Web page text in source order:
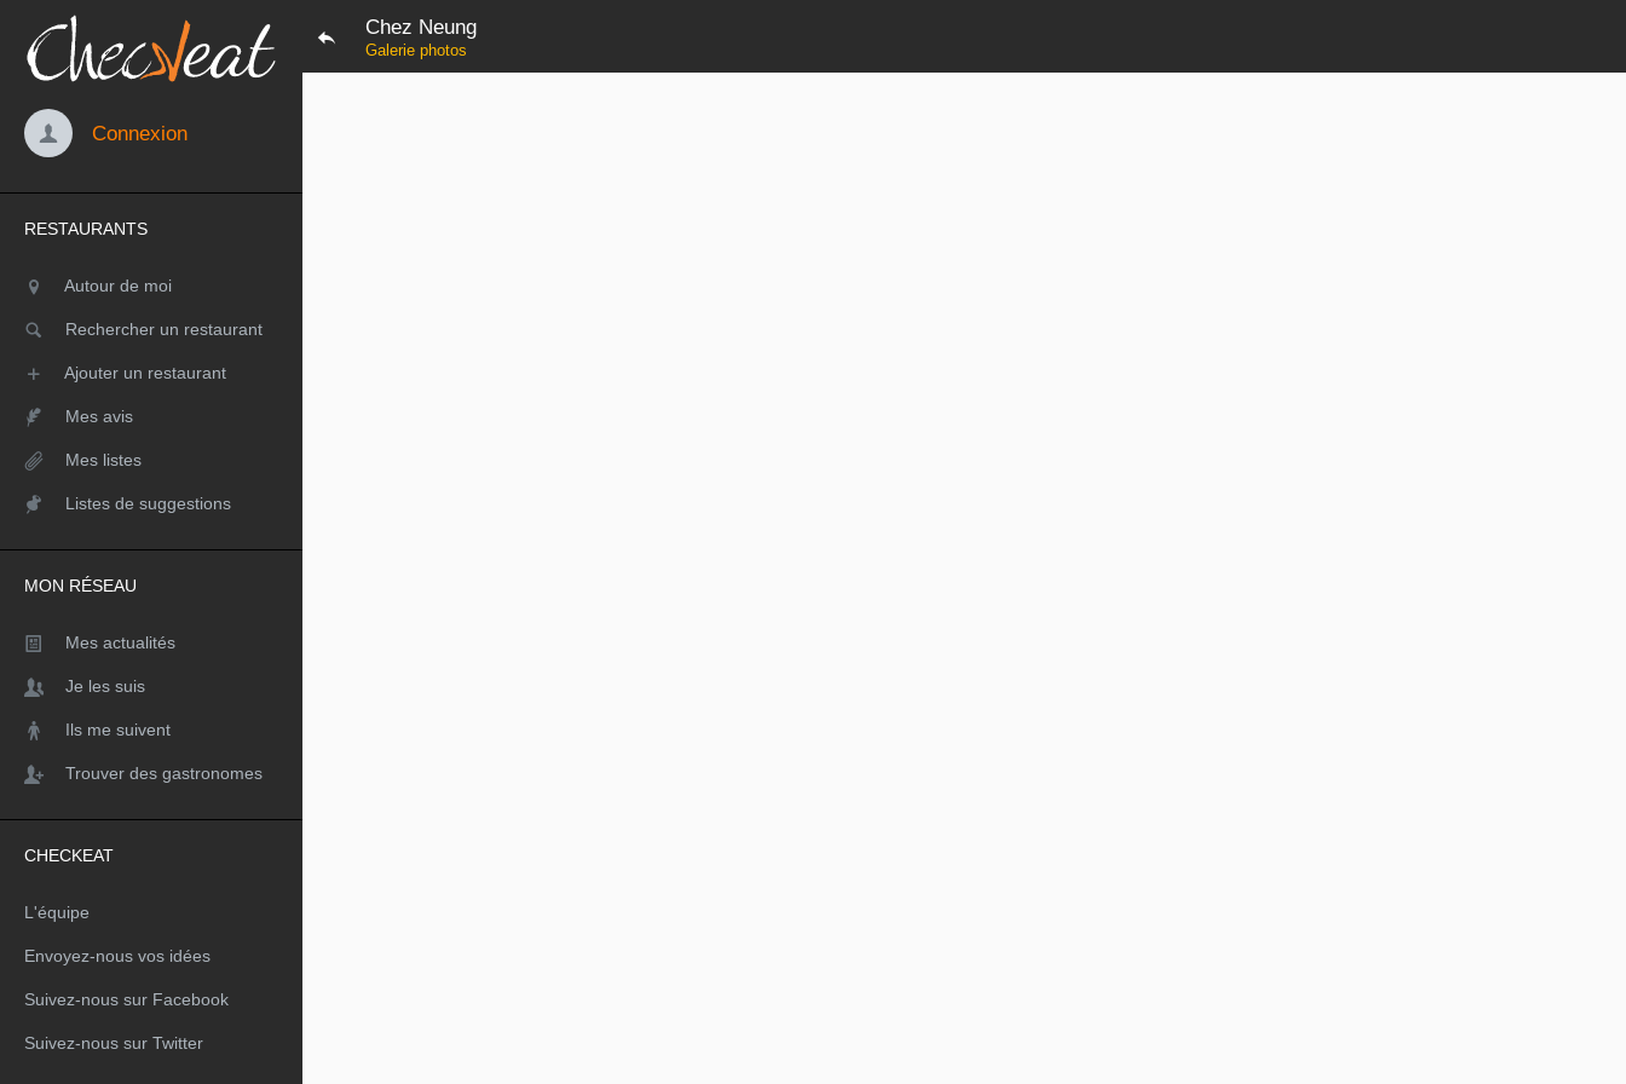
Chez Neung
Galerie photos
Connexion
RESTAURANTS
Autour de moi
Rechercher un restaurant
Ajouter un restaurant
Mes avis
Mes listes
Listes de suggestions
MON RÉSEAU
Mes actualités
Je les suis
Ils me suivent
Trouver des gastronomes
CHECKEAT
L'équipe
Envoyez-nous vos idées
Suivez-nous sur Facebook
Suivez-nous sur Twitter